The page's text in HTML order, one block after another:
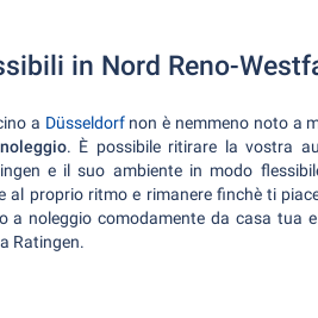
in Nord Reno-
a Düsseldorfnon è nemmeno noto a
. È possibile ritirare la vostra
e il suo ambiente in modo
al proprio ritmo e rimanere finchè ti
a noleggio comodamente da casa tua
Ratingen.